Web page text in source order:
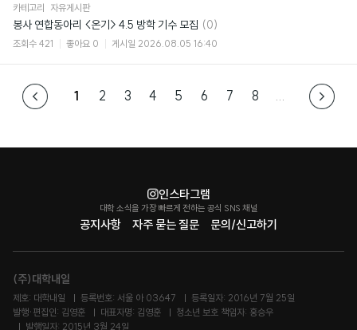
카테고리 자유게시판
봉사 연합동아리 <온기> 4.5 방학 기수 모집 댓
글
(0)
조회수 421 좋아요 0 게시일 2026.08.05 16:40
1 2 3 4 5 6 7 8 ...
공지사항 자주 묻는 질문 문의/신고하기
인스타그램
대학 소식을 가장 빠르게 전하는 공식 SNS 채널
(주)대학내일
제호: 대학내일 등록번호: 서울 아 03647
등록일자: 2016년 7월 25일
발행·편집인: 김영훈
대표자명: 김영훈
청소년 보호 책임자: 홍승우
발행일자: 2015년 3월 24일